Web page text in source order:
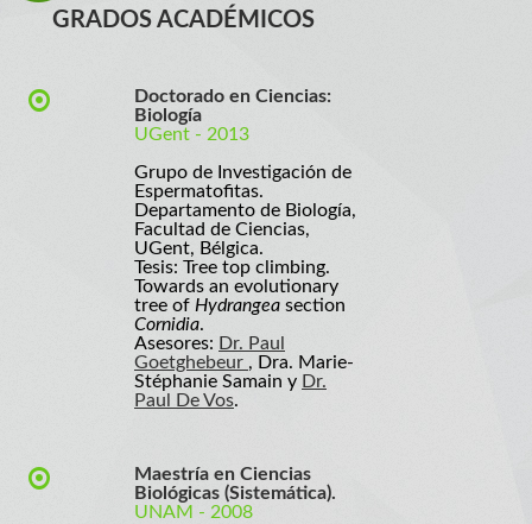
GRADOS ACADÉMICOS
Doctorado en Ciencias:
Biología
UGent - 2013
Grupo de Investigación de
Espermatofitas.
Departamento de Biología,
Facultad de Ciencias,
UGent, Bélgica.
Tesis: Tree top climbing.
Towards an evolutionary
tree of Hydrangea section
Cornidia.
Asesores: Dr. Paul
Goetghebeur , Dra. Marie-
Stéphanie Samain y Dr.
Paul De Vos.
Maestría en Ciencias
Biológicas (Sistemática).
UNAM - 2008